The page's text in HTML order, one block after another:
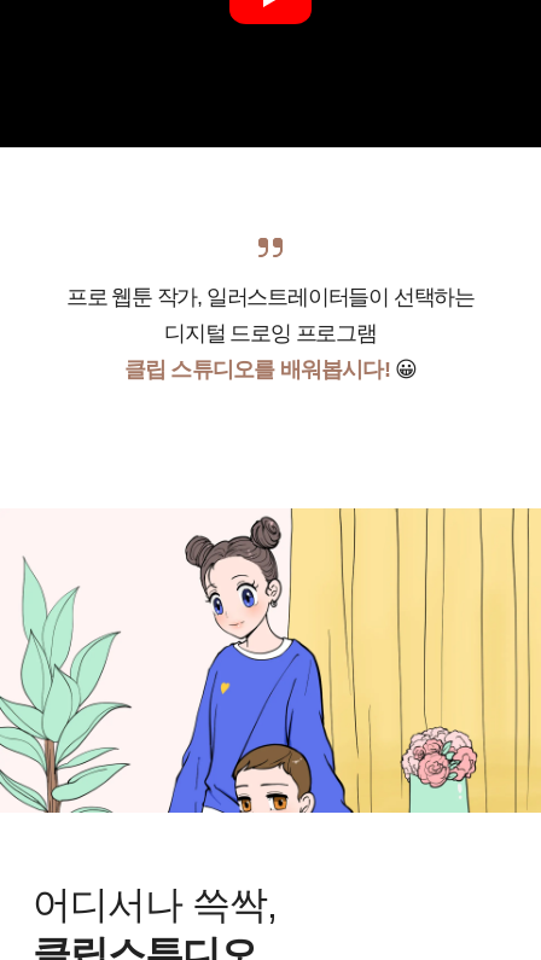
프로 웹툰 작가, 일러스트레이터들이 선택하는
디지털 드로잉 프로그램
클립 스튜디오를 배워봅시다!😀
어디서나 쓱싹,